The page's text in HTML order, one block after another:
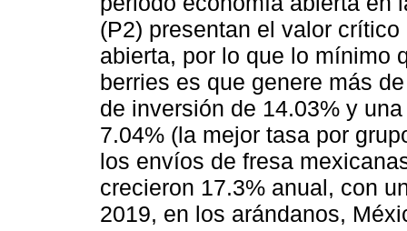
(P2) presentan el valor
abierta, por lo que lo mínimo
berries es que genere más
de inversión de 14.03% y
7.04% (la mejor tasa por
los envíos de fresa
crecieron 17.3% anual, con
2019, en los arándanos,